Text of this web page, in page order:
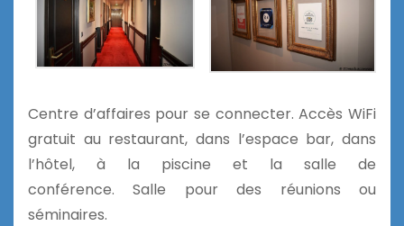
Centre d’affaires pour se connecter. Accès WiFi
gratuit au restaurant, dans l’espace bar, dans
l’hôtel, à la piscine et la salle de
conférence. Salle pour des réunions ou
séminaires.